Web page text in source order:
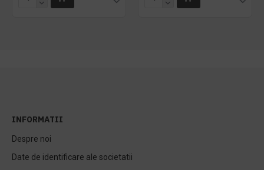
INFORMATII
Despre noi
Date de identificare ale societatii